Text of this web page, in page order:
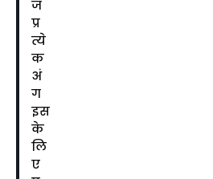
ज
प्र
त्ये
क
अं
ग
इस
के
लि
ए